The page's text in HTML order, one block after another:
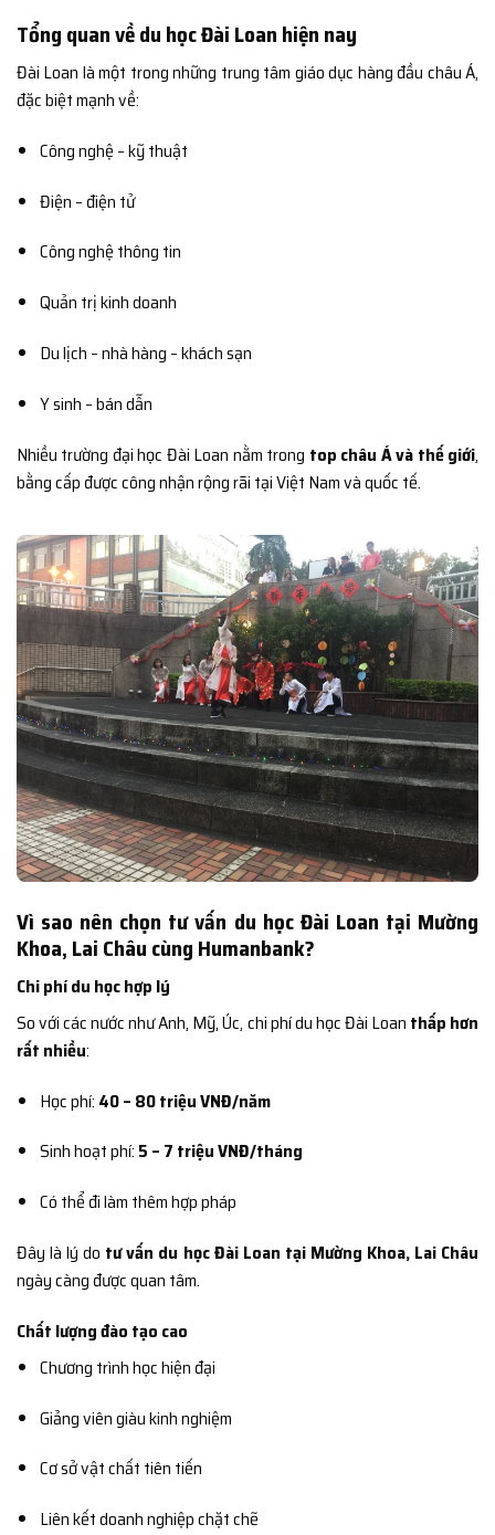
Tổng quan về du học Đài Loan hiện nay
Đài Loan là một trong những trung tâm giáo dục hàng đầu châu Á,
đặc biệt mạnh về:
Công nghệ – kỹ thuật
Điện – điện tử
Công nghệ thông tin
Quản trị kinh doanh
Du lịch – nhà hàng – khách sạn
Y sinh – bán dẫn
Nhiều trường đại học Đài Loan nằm trong top châu Á và thế giới,
bằng cấp được công nhận rộng rãi tại Việt Nam và quốc tế.
Vì sao nên chọn tư vấn du học Đài Loan tại Mường
Khoa, Lai Châu cùng Humanbank?
Chi phí du học hợp lý
So với các nước như Anh, Mỹ, Úc, chi phí du học Đài Loan thấp hơn
rất nhiều:
Học phí: 40 – 80 triệu VNĐ/năm
Sinh hoạt phí: 5 – 7 triệu VNĐ/tháng
Có thể đi làm thêm hợp pháp
Đây là lý do tư vấn du học Đài Loan tại Mường Khoa, Lai Châu
ngày càng được quan tâm.
Chất lượng đào tạo cao
Chương trình học hiện đại
Giảng viên giàu kinh nghiệm
Cơ sở vật chất tiên tiến
Liên kết doanh nghiệp chặt chẽ